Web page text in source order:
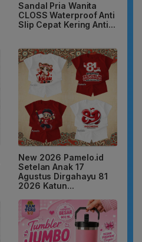
Sandal Pria Wanita
CLOSS Waterproof Anti
Slip Cepat Kering Anti...
New 2026 Pamelo.id
Setelan Anak 17
Agustus Dirgahayu 81
2026 Katun...